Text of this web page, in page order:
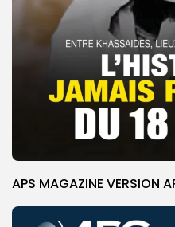
APS MAGAZINE VERSION